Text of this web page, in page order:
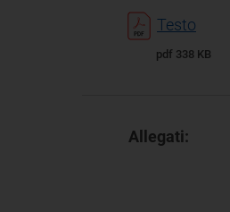
Testo
pdf 338 KB
Allegati: